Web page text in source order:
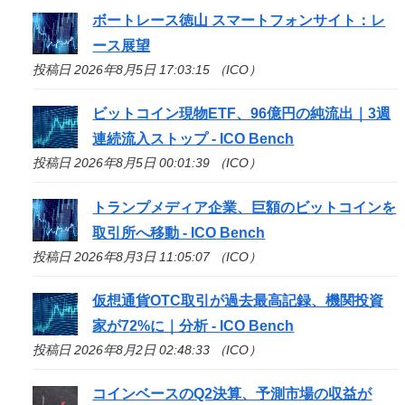
ボートレース徳山 スマートフォンサイト：レ
ース展望
投稿日 2026年8月5日 17:03:15 （ICO）
ビットコイン現物ETF、96億円の純流出｜3週
連続流入ストップ - ICO Bench
投稿日 2026年8月5日 00:01:39 （ICO）
トランプメディア企業、巨額のビットコインを
取引所へ移動 - ICO Bench
投稿日 2026年8月3日 11:05:07 （ICO）
仮想通貨OTC取引が過去最高記録、機関投資
家が72%に｜分析 - ICO Bench
投稿日 2026年8月2日 02:48:33 （ICO）
コインベースのQ2決算、予測市場の収益が